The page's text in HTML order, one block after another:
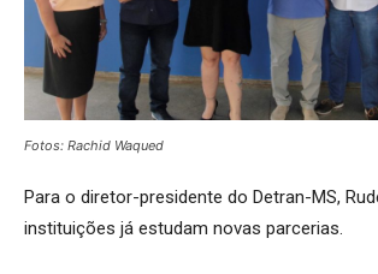
Fotos: Rachid Waqued
Para o diretor-presidente do Detran-MS,
instituições já estudam novas parcerias.